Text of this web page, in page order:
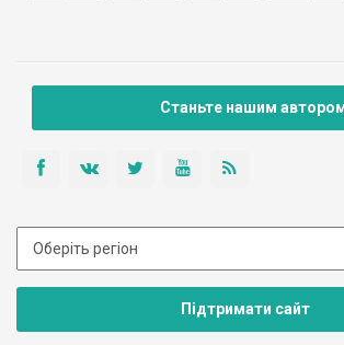
Станьте нашим
Підтримати сайт